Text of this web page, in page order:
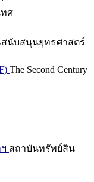
ทศ
นับสนุนยุทธศาสตร์
The Second Century
สถาบันทรัพย์สิน